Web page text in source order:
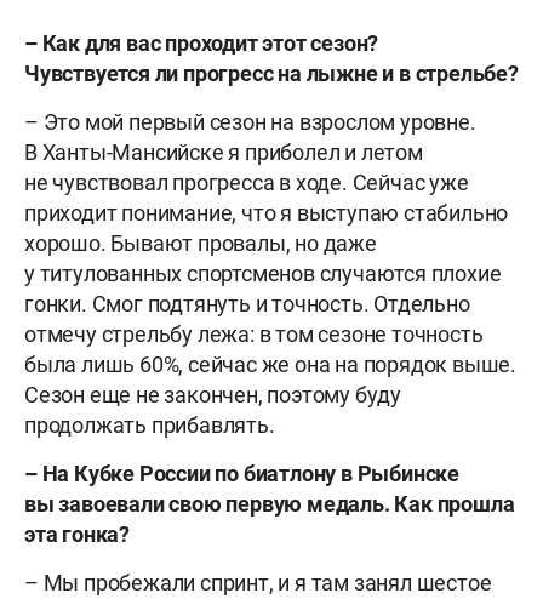
– Как для вас проходит этот сезон?
Чувствуется ли прогресс на лыжне и в стрельбе?
– Это мой первый сезон на взрослом уровне.
В Ханты-Мансийске я приболел и летом
не чувствовал прогресса в ходе. Сейчас уже
приходит понимание, что я выступаю стабильно
хорошо. Бывают провалы, но даже
у титулованных спортсменов случаются плохие
гонки. Смог подтянуть и точность. Отдельно
отмечу стрельбу лежа: в том сезоне точность
была лишь 60%, сейчас же она на порядок выше.
Сезон еще не закончен, поэтому буду
продолжать прибавлять.
– На Кубке России по биатлону в Рыбинске
вы завоевали свою первую медаль. Как прошла
эта гонка?
– Мы пробежали спринт, и я там занял шестое